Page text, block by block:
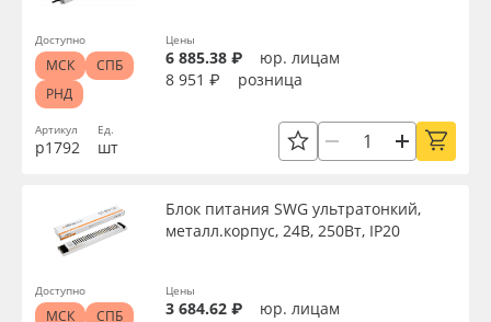
Артикул
р1792
Ед.
шт
Цены
6 885.38 ₽
юр. лицам
8 951 ₽
розница
Доступно
МСК
СПБ
РНД
Блок питания SWG ультратонкий,
металл.корпус, 24В, 250Вт, IP20
Цены
3 684.62 ₽
юр. лицам
Доступно
МСК
СПБ